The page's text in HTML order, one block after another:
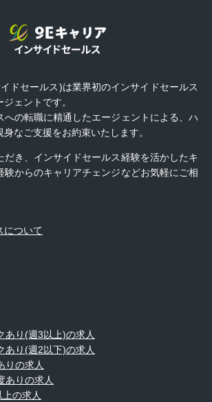
ドセールス)は業界初のインサイドセールス
ェントです。
への転職に精通したエージェントによる、ハ
なご支援をお約束いたします。
だき、インサイドセールス経験を活かしたキ
験からのキャリアチェンジなどお気軽にご相
について
あり(週3以上)の求人
あり(週2以下)の求人
りの求人
ありの求人
の求人